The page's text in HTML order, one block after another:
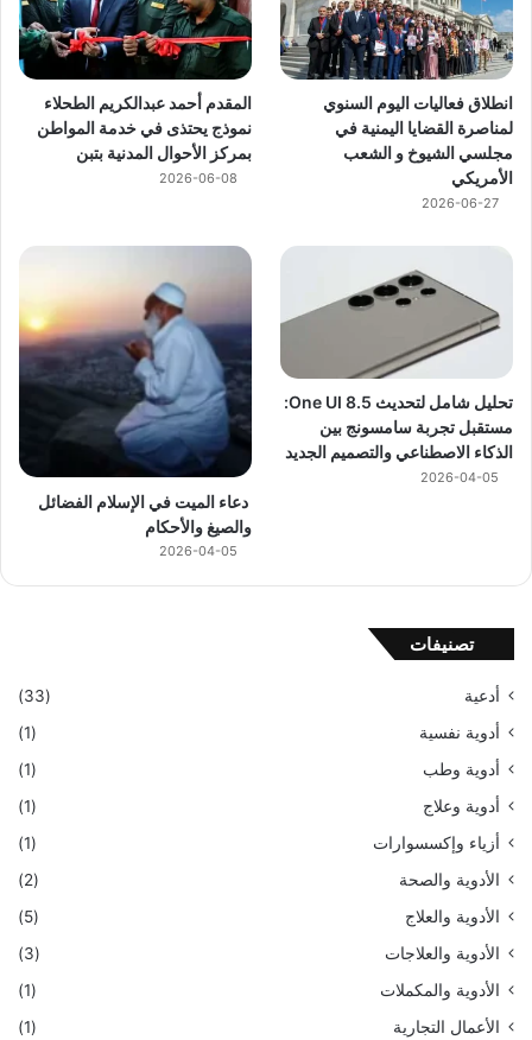
انطلاق فعاليات اليوم السنوي
لمناصرة القضايا اليمنية في
مجلسي الشيوخ و الشعب
الأمريكي
2026-06-27
المقدم أحمد عبدالكريم الطحلاء
نموذج يحتذى في خدمة المواطن
بمركز الأحوال المدنية بتبن
2026-06-08
تحليل شامل لتحديث One UI 8.5:
مستقبل تجربة سامسونج بين
الذكاء الاصطناعي والتصميم الجديد
2026-04-05
دعاء الميت في الإسلام الفضائل
والصيغ والأحكام
2026-04-05
تصنيفات
أدعية
(33)
أدوية نفسية
(1)
أدوية وطب
(1)
أدوية وعلاج
(1)
أزياء وإكسسوارات
(1)
الأدوية والصحة
(2)
الأدوية والعلاج
(5)
الأدوية والعلاجات
(3)
الأدوية والمكملات
(1)
الأعمال التجارية
(1)